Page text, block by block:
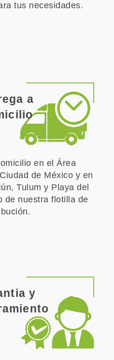
tus necesidades.
a
en el Área
de México y en
Tulum y Playa del
de nuestra flotilla de
y